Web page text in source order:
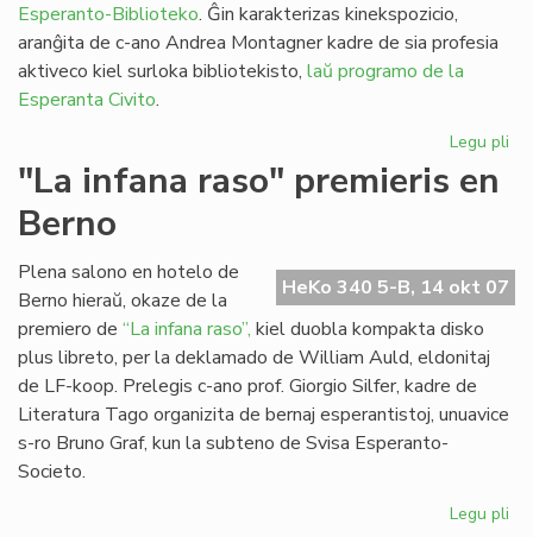
Esperanto-Biblioteko. Ĝin karakterizas kinekspozicio,
aranĝita de c-ano Andrea Montagner kadre de sia profesia
aktiveco kiel surloka bibliotekisto, laŭ programo de la
Esperanta Civito.
Legu pli
"La infana raso" premieris en
Berno
HeKo 340 5-B, 14 okt 07
Plena salono en hotelo de
Berno hieraŭ, okaze de la
premiero de “La infana raso”, kiel duobla kompakta disko
plus libreto, per la deklamado de William Auld, eldonitaj
de LF-koop. Prelegis c-ano prof. Giorgio Silfer, kadre de
Literatura Tago organizita de bernaj esperantistoj, unuavice
s-ro Bruno Graf, kun la subteno de Svisa Esperanto-
Societo.
Legu pli